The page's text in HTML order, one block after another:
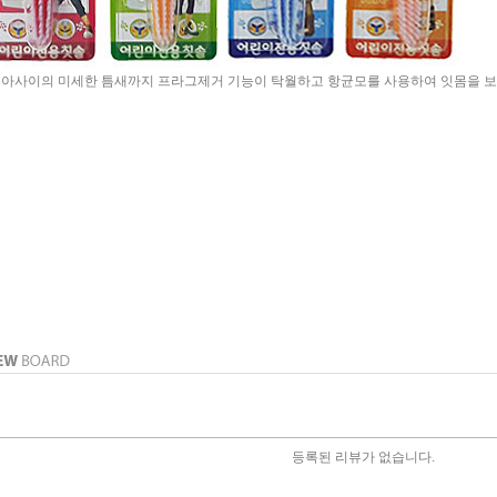
사이의 미세한 틈새까지 프라그제거 기능이 탁월하고 항균모를 사용하여 잇몸을
등록된 리뷰가 없습니다.